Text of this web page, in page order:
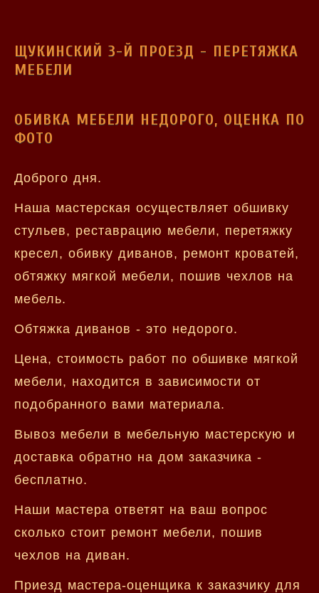
ЩУКИНСКИЙ 3-Й ПРОЕЗД - ПЕРЕТЯЖКА
МЕБЕЛИ
ОБИВКА МЕБЕЛИ НЕДОРОГО, ОЦЕНКА ПО
ФОТО
Доброго дня.
Наша мастерская осуществляет обшивку
стульев, реставрацию мебели, перетяжку
кресел, обивку диванов, ремонт кроватей,
обтяжку мягкой мебели, пошив чехлов на
мебель.
Обтяжка диванов - это недорого.
Цена, стоимость работ по обшивке мягкой
мебели, находится в зависимости от
подобранного вами материала.
Вывоз мебели в мебельную мастерскую и
доставка обратно на дом заказчика -
бесплатно.
Наши мастера ответят на ваш вопрос
сколько стоит ремонт мебели, пошив
чехлов на диван.
Приезд мастера-оценщика к заказчику для